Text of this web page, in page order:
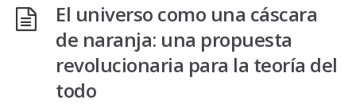
El universo como una cáscara
de naranja: una propuesta
revolucionaria para la teoría del
todo